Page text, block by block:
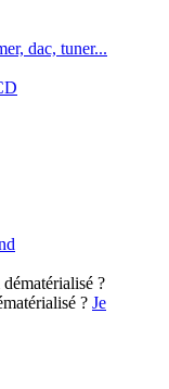
dac, tuner...
? Je